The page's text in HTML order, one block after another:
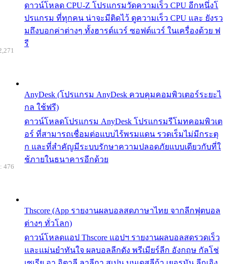
ดาวน์โหลด CPU-Z โปรแกรมวัดความเร็ว CPU อีกหนึ่งโ
ปรแกรม ที่ทุกคน น่าจะมีติดไว้ ดูความเร็ว CPU และ ยังรว
มถึงบอกค่าต่างๆ ทั้งฮารด์แวร์ ซอฟต์แวร์ ในเครื่องด้วย ฟ
รี
AnyDesk (โปรแกรม AnyDesk ควบคุมคอมพิวเตอร์ระยะไ
กล ใช้ฟรี)
ดาวน์โหลดโปรแกรม AnyDesk โปรแกรมรีโมทคอมพิวเต
อร์ ที่สามารถเชื่อมต่อแบบไร้พรมแดน รวดเร็มไม่มีกระตุ
ก และที่สำคัญมีระบบรักษาความปลอดภัยแบบเดียวกับที่ใ
ช้ภายในธนาคารอีกด้วย
Thscore (App รายงานผลบอลสดภาษาไทย จากลีกฟุตบอล
ต่างๆ ทั่วโลก)
ดาวน์โหลดแอป Thscore แอปฯ รายงานผลบอลสดรวดเร็ว
และแม่นยำทันใจ ผลบอลลีกดัง พรีเมียร์ลีก อังกฤษ กัลโช่
476